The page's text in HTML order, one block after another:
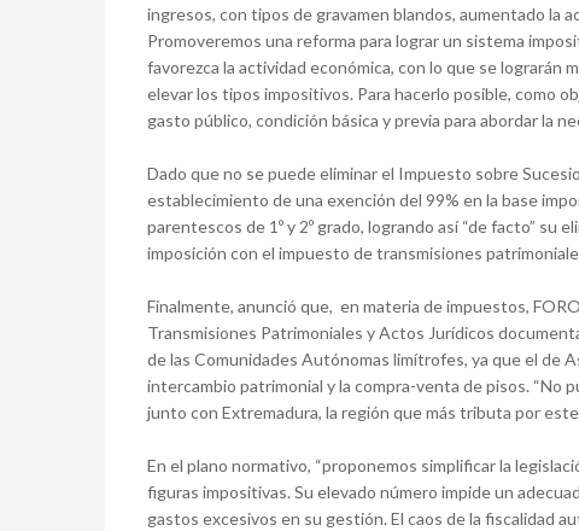
ingresos, con tipos de gravamen blandos, aumentado la
Promoveremos una reforma para lograr un sistema
favorezca la actividad económica, con lo que se lograrán
elevar los tipos impositivos. Para hacerlo posible, como
gasto público, condición básica y previa para abordar la
Dado que no se puede eliminar el Impuesto sobre
establecimiento de una exención del 99% en la base
parentescos de 1º y 2º grado, logrando así “de facto” su
imposición con el impuesto de transmisiones
Finalmente, anunció que, en materia de impuestos,
Transmisiones Patrimoniales y Actos Jurídicos
de las Comunidades Autónomas limítrofes, ya que el de
intercambio patrimonial y la compra-venta de pisos. “No
junto con Extremadura, la región que más tributa por este
En el plano normativo, “proponemos simplificar la
figuras impositivas. Su elevado número impide un
gastos excesivos en su gestión. El caos de la fiscalidad